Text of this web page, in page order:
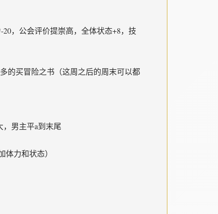
，公会评价提崇高，全体状态+8，技
的买冒险之书（这周之后的周末可以都
男主平a到末尾
力和状态）